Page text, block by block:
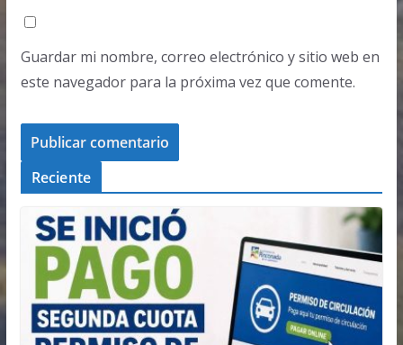
Guardar mi nombre, correo electrónico y sitio web en
este navegador para la próxima vez que comente.
Reciente